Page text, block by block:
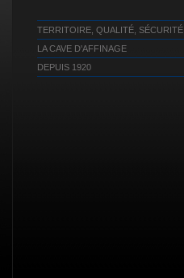
TERRITOIRE, QUALITÉ, SÉCURITÉ
LA CAVE D'AFFINAGE
DEPUIS 1920